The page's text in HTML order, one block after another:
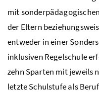
mit
der Eltern
entweder in einer
inklusiven Regelschule
zehn Sparten mit jeweils
letzte Schulstufe als